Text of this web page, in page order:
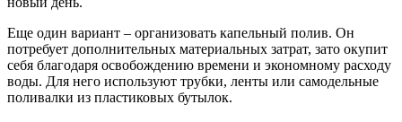
Еще один вариант – организовать капельный полив. Он
потребует дополнительных материальных затрат, зато окупит
себя благодаря освобождению времени и экономному расходу
воды. Для него используют трубки, ленты или самодельные
поливалки из пластиковых бутылок.